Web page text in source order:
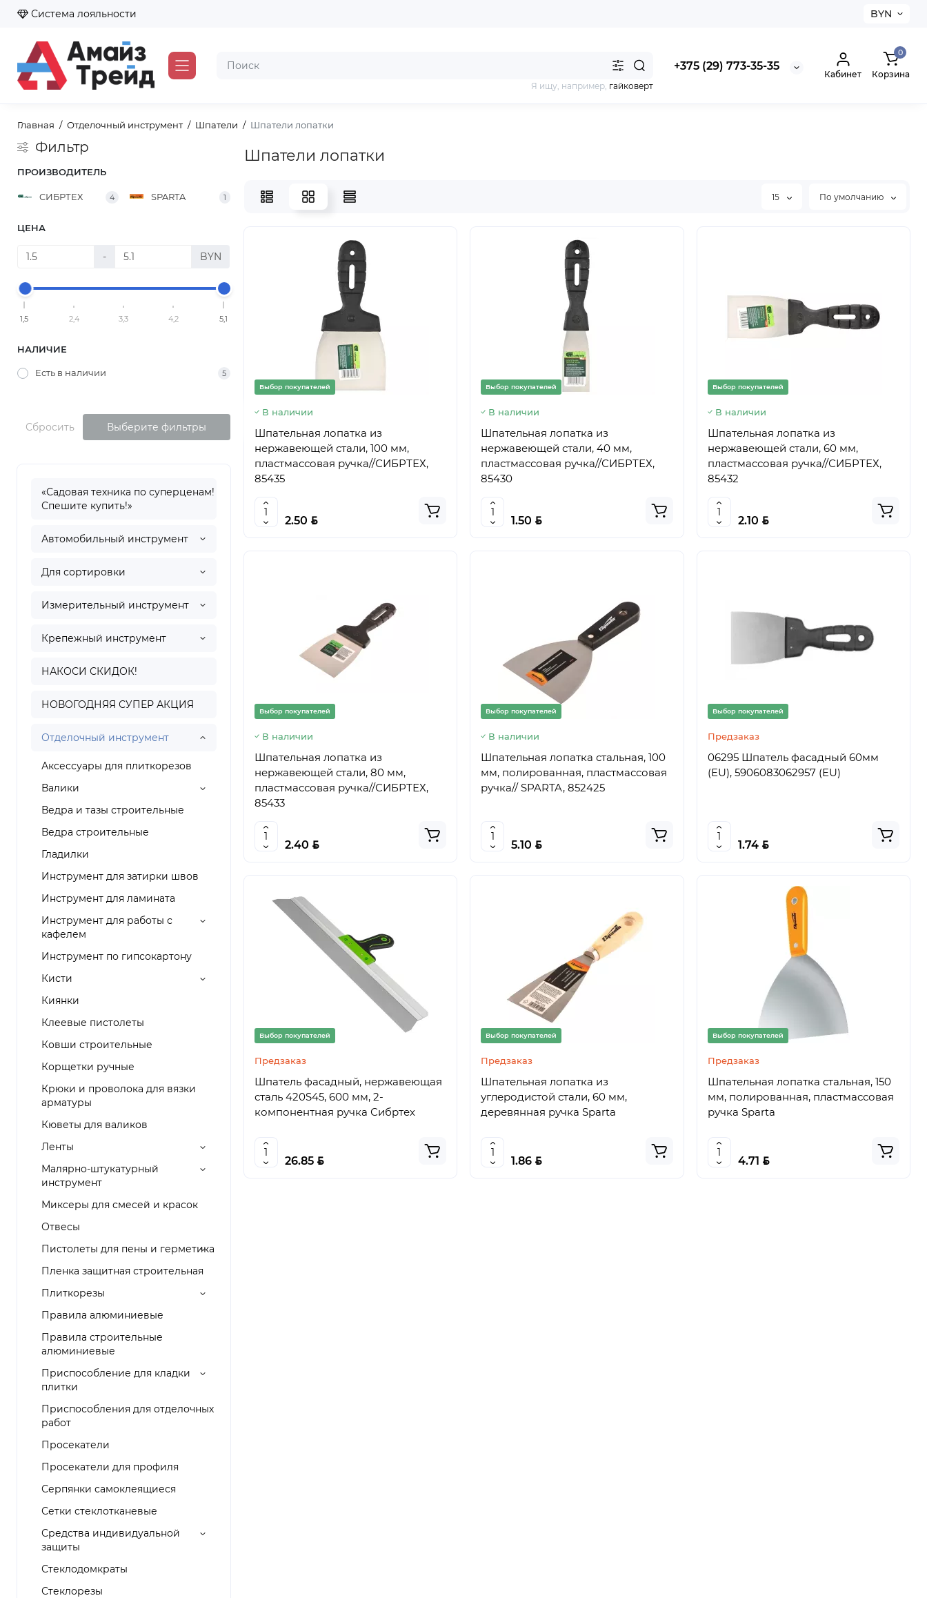
Система лояльности BYN
+375 (29) 773-35-35
Я ищу, например, гайковерт
Кабинет
0
Корзина
Главная Отделочный инструмент Шпатели Шпатели лопатки
Фильтр
ПРОИЗВОДИТЕЛЬ
CИБРТЕХ 4 SPARTA 1
ЦЕНА
- BYN
1,5 2,4 3,3 4,2 5,1
НАЛИЧИЕ
Есть в наличии 5
Сбросить Выберите фильтры
«Садовая техника по суперценам!
Спешите купить!»
Автомобильный инструмент
Для сортировки
Измерительный инструмент
Крепежный инструмент
НАКОСИ СКИДОК!
НОВОГОДНЯЯ СУПЕР АКЦИЯ
Отделочный инструмент
Аксессуары для плиткорезов
Валики
Ведра и тазы строительные
Ведра строительные
Гладилки
Инструмент для затирки швов
Инструмент для ламината
Инструмент для работы с
кафелем
Инструмент по гипсокартону
Кисти
Киянки
Клеевые пистолеты
Ковши строительные
Корщетки ручные
Крюки и проволока для вязки
арматуры
Кюветы для валиков
Ленты
Малярно-штукатурный
инструмент
Миксеры для смесей и красок
Отвесы
Пистолеты для пены и герметика
Пленка защитная строительная
Плиткорезы
Правила алюминиевые
Правила строительные
алюминиевые
Приспособление для кладки
плитки
Приспособления для отделочных
работ
Просекатели
Просекатели для профиля
Серпянки самоклеящиеся
Сетки стеклотканевые
Средства индивидуальной
защиты
Стеклодомкраты
Стеклорезы
Шпатели лопатки
15 По умолчанию
Выбор покупателей
В наличии
Шпательная лопатка из
нержавеющей стали, 100 мм,
пластмассовая ручка//СИБРТЕХ,
85435
2.50 BYN
Выбор покупателей
В наличии
Шпательная лопатка из
нержавеющей стали, 40 мм,
пластмассовая ручка//СИБРТЕХ,
85430
1.50 BYN
Выбор покупателей
В наличии
Шпательная лопатка из
нержавеющей стали, 60 мм,
пластмассовая ручка//СИБРТЕХ,
85432
2.10 BYN
Выбор покупателей
В наличии
Шпательная лопатка из
нержавеющей стали, 80 мм,
пластмассовая ручка//СИБРТЕХ,
85433
2.40 BYN
Выбор покупателей
В наличии
Шпательная лопатка стальная, 100
мм, полированная, пластмассовая
ручка// SPARTA, 852425
5.10 BYN
Выбор покупателей
Предзаказ
06295 Шпатель фасадный 60мм
(EU), 5906083062957 (EU)
1.74 BYN
Выбор покупателей
Предзаказ
Шпатель фасадный, нержавеющая
сталь 420S45, 600 мм, 2-
компонентная ручка Сибртех
26.85 BYN
Выбор покупателей
Предзаказ
Шпательная лопатка из
углеродистой стали, 60 мм,
деревянная ручка Sparta
1.86 BYN
Выбор покупателей
Предзаказ
Шпательная лопатка стальная, 150
мм, полированная, пластмассовая
ручка Sparta
4.71 BYN